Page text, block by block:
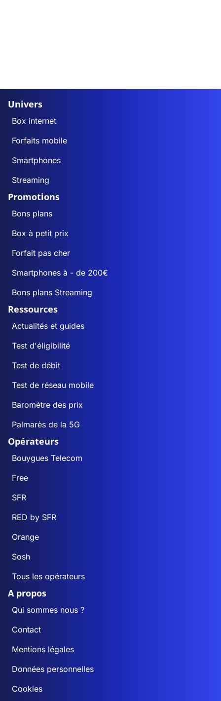
Univers
Box internet
Forfaits mobile
Smartphones
Streaming
Promotions
Bons plans
Box à petit prix
Forfait pas cher
Smartphones à - de 200€
Bons plans Streaming
Ressources
Actualités et guides
Test d'éligibilité
Test de débit
Test de réseau mobile
Baromètre des prix
Palmarès de la 5G
Opérateurs
Bouygues Telecom
Free
SFR
RED by SFR
Orange
Sosh
Tous les opérateurs
A propos
Qui sommes nous ?
Contact
Mentions légales
Données personnelles
Cookies